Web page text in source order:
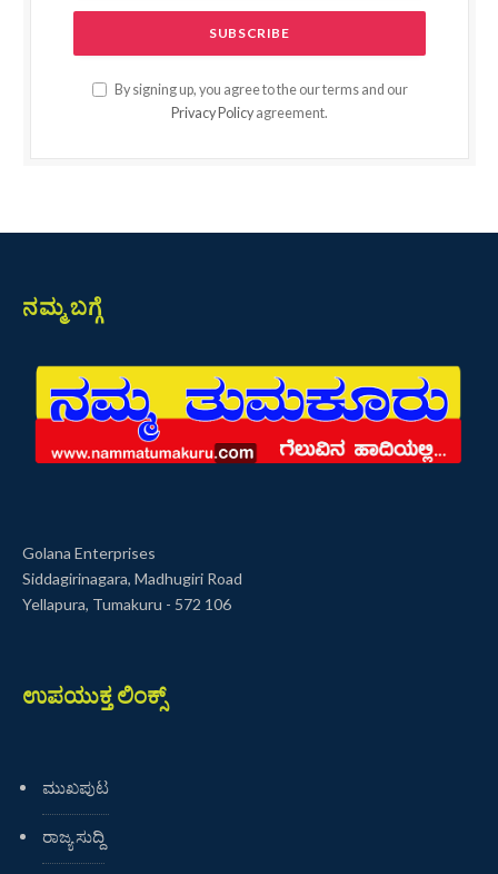
By signing up, you agree to the our terms and our
Privacy Policy agreement.
ನಮ್ಮ ಬಗ್ಗೆ
Golana Enterprises
Siddagirinagara, Madhugiri Road
Yellapura, Tumakuru - 572 106
ಉಪಯುಕ್ತ ಲಿಂಕ್ಸ್
ಮುಖಪುಟ
ರಾಜ್ಯ ಸುದ್ದಿ